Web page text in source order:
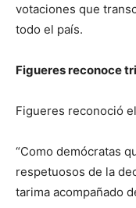
votaciones que
todo el país.
Figueres reconoce
Figueres reconoció
“Como demócratas
respetuosos de la
tarima acompañado